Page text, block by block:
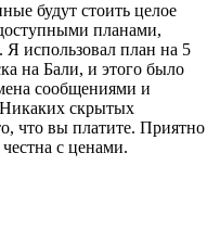
будут стоить целое
планами,
Я использовал план на 5
на Бали, и этого было
сообщениями и
скрытых
что вы платите. Приятно
с ценами.